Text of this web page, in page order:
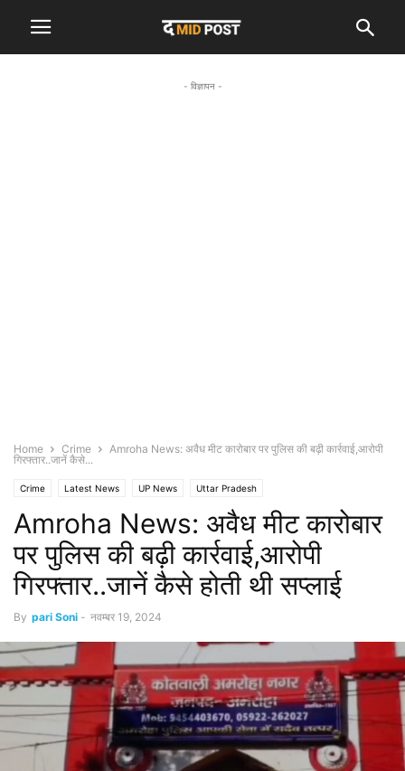
- विज्ञापन -
Home Crime
Amroha News: अवैध मीट कारोबार पर पुलिस की बढ़ी कार्रवाई,आरोपी
गिरफ्तार..जानें कैसे...
Crime Latest News UP News Uttar Pradesh
Amroha News: अवैध मीट कारोबार
पर पुलिस की बढ़ी कार्रवाई,आरोपी
गिरफ्तार..जानें कैसे होती थी सप्लाई
By pari Soni - नवम्बर 19, 2024